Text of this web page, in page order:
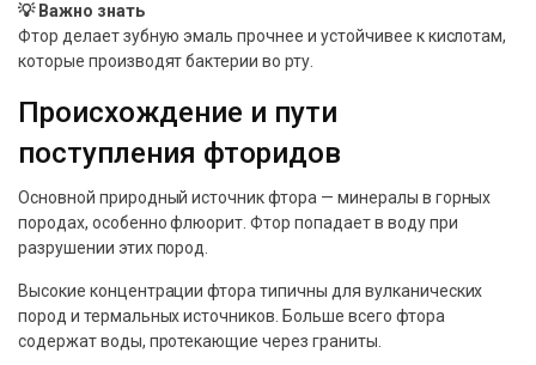
💡 Важно знать
Фтор делает зубную эмаль прочнее и устойчивее к кислотам,
которые производят бактерии во рту.
Происхождение и пути
поступления фторидов
Основной природный источник фтора — минералы в горных
породах, особенно флюорит. Фтор попадает в воду при
разрушении этих пород.
Высокие концентрации фтора типичны для вулканических
пород и термальных источников. Больше всего фтора
содержат воды, протекающие через граниты.